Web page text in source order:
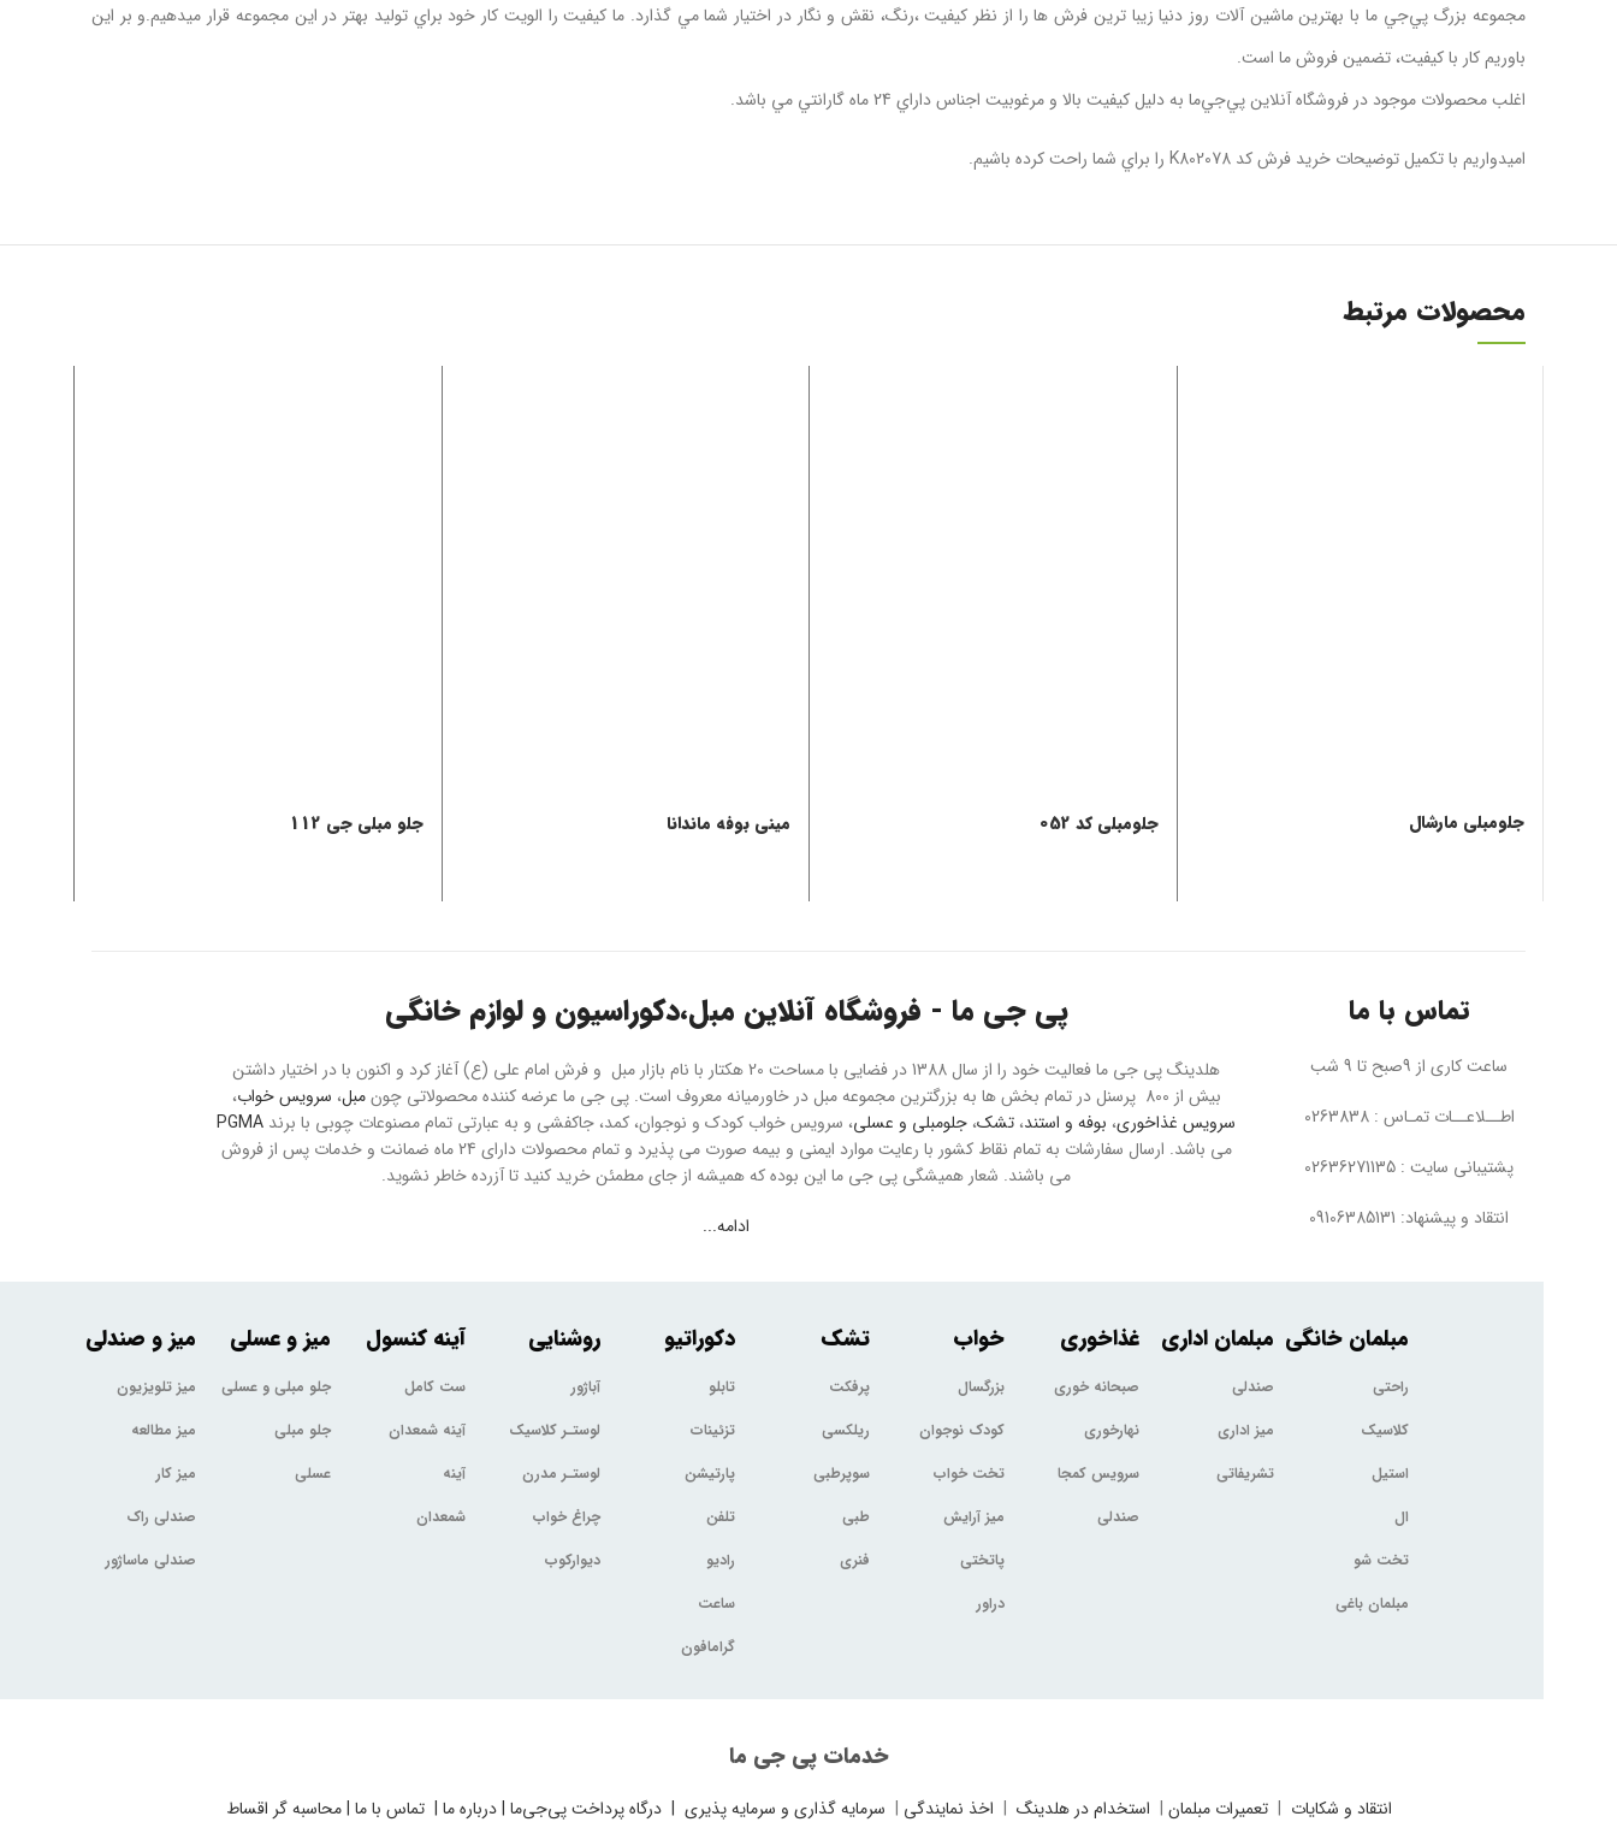
مجموعه بزرگ پي‌جي‌ ما با بهترين ماشين آلات روز دنيا زيبا ترين فرش ها را از نظر کيفيت ،رنگ، نقش و نگار در اختيار شما مي گذارد. ما کيفيت را الويت کار خود براي توليد بهتر در اين مجموعه قرار ميدهيم.و بر اين
باوريم کار با کيفيت، تضمين فروش ما است.
اغلب محصولات موجود در فروشگاه آنلاين پي‌جي‌ما به دليل کيفيت بالا و مرغوبيت اجناس داراي 24 ماه گارانتي مي باشد.
اميدواريم با تکميل توضيحات خرید فرش کد K802078 را براي شما راحت کرده باشيم.
محصولات مرتبط
جلومبلی مارشال جلومبلی کد 052 مینی بوفه ماندانا جلو مبلی جی 112
پی جی ما - فروشگاه آنلاین مبل،دکوراسیون و لوازم خانگی
هلدینگ پی جی ما فعالیت خود را از سال 1388 در فضایی با مساحت 20 هکتار با نام بازار مبل و فرش امام علی (ع) آغاز کرد و اکنون با در اختیار داشتن
بیش از 800 پرسنل در تمام بخش ها به بزرگترین مجموعه مبل در خاورمیانه معروف است. پی جی ما عرضه کننده محصولاتی چون
مبل، سرویس خواب،
سرویس غذاخوری، بوفه و استند، تشک، جلومبلی و عسلی، سرویس خواب کودک و نوجوان، کمد، جاکفشی و به عبارتی تمام مصنوعات چوبی با برند PGMA
می باشد. ارسال سفارشات به تمام نقاط کشور با رعایت موارد ایمنی و بیمه صورت می پذیرد و تمام محصولات دارای 24 ماه ضمانت و خدمات پس از فروش
می باشند. شعار همیشگی پی جی ما این بوده که همیشه از جای مطمئن خرید کنید تا آزرده خاطر نشوید.
ادامه...
تماس با ما
ساعت کاری از 9صبح تا 9 شب
اطــلاعــات تمـاس : 0263838
پشتیبانی سایت : 02636271135
انتقاد و پیشنهاد: 09106385131
میز و صندلی
میز تلویزیون
میز مطالعه
میز کار
صندلی راک
صندلی ماساژور
میز و عسلی
جلو مبلی و عسلی
جلو مبلی
عسلی
آینه کنسول
ست کامل
آینه شمعدان
آینه
شمعدان
روشنایی
آباژور
لوستـر کلاسیک
لوستـر مدرن
چراغ خواب
دیوارکوب
دکوراتیو
تابلو
تزئینات
پارتیشن
تلفن
رادیو
ساعت
گرامافون
تشک
پرفکت
ریلکسی
سوپرطبی
طبی
فنری
خواب
بزرگسال
کودک نوجوان
تخت خواب
میز آرایش
پاتختی
دراور
غذاخوری
صبحانه خوری
نهارخوری
سرویس کمجا
صندلی
مبلمان اداری
صندلی
میز اداری
تشریفاتی
مبلمان خانگی
راحتی
کلاسیک
استیل
ال
تخت شو
مبلمان باغی
خدمات پی جی ما
انتقاد و شکایات |تعمیرات مبلمان | استخدام در هلدینگ | اخذ نمایندگی | سرمایه گذاری و سرمایه پذیری | درگاه پرداخت پی‌جی‌ما | درباره ما | تماس با ما | محاسبه گر اقساط